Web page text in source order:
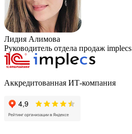
Лидия Алимова
Руководитель отдела продаж implecs
Аккредитованная ИТ-компания